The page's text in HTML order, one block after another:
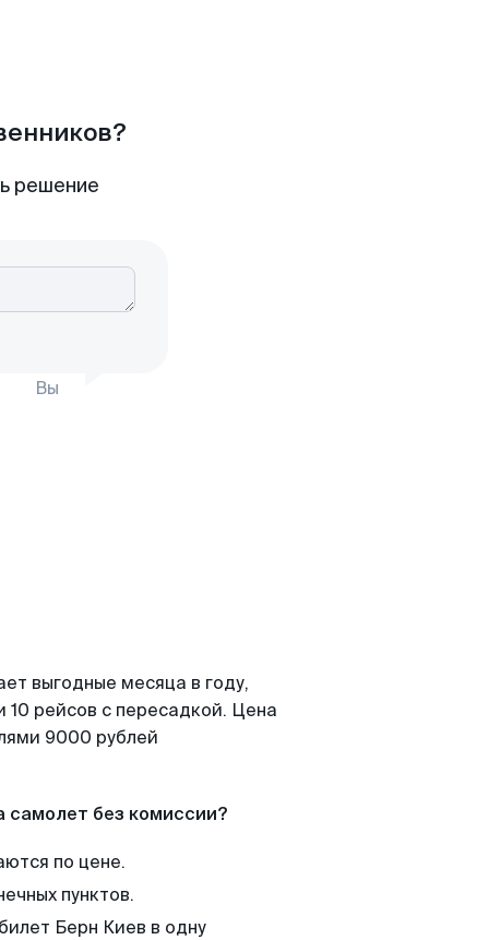
решение
Вы
выгодные месяца в году,
рейсов с пересадкой. Цена
9000 рублей
самолет без комиссии?
по цене.
пунктов.
Берн Киев в одну